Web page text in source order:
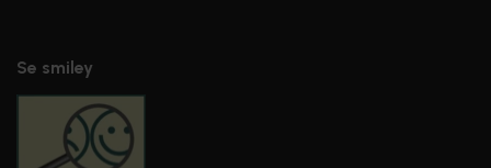
Se smiley